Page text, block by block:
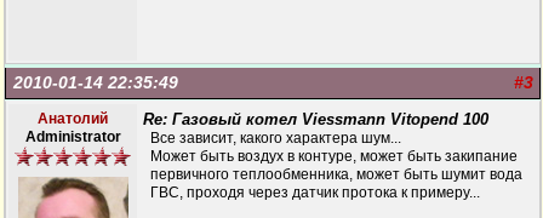
#3
2010-01-14 22:35:49
Анатолий
Administrator
Re: Газовый котел Viessmann Vitopend 100
Все зависит, какого характера шум...
Может быть воздух в контуре, может быть закипание
первичного теплообменника, может быть шумит вода
ГВС, проходя через датчик протока к примеру...